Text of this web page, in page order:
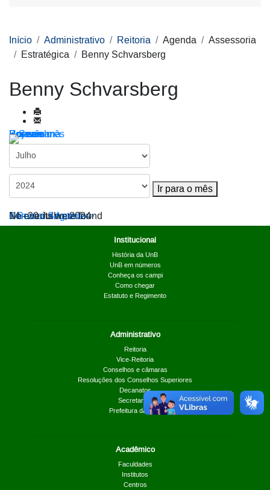
Início Administrativo Reitoria Agenda
Assessoria
Estratégica
Benny Schvarsberg
Benny Schvarsberg
Por ano
Por mês
Por semana
Hoje
Ir para o mês
Ir para o mês
< Semana Anterior
14 - 20 Julho, 2024
Semana Seguinte >
No events were found
Institucional
História da UnB
UnB em números
Conheça os campi
Como chegar
Estatuto e Regimento
Administrativo
Reitoria
Vice-Reitoria
Conselhos e câmaras
Resoluções dos Conselhos Superiores
Decanatos
Secretarias
Prefeitura da UnB
Acadêmico
Faculdades
Institutos
Centros